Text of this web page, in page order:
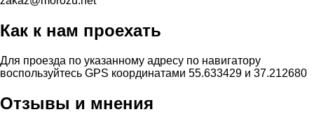
Как к нам проехать
Для проезда по указанному адресу по навигатору
воспользуйтесь GPS координатами 55.633429 и 37.212680
Отзывы и мнения